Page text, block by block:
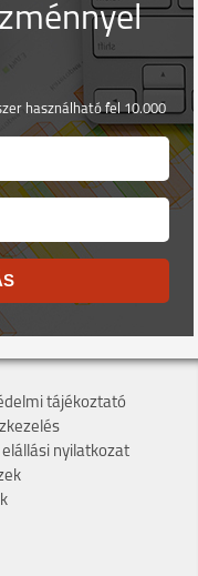
használható fel 10.000
tájékoztató
elállási nyilatkozat